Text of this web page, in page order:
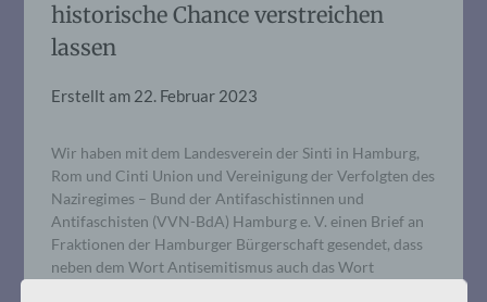
historische Chance verstreichen
lassen
Erstellt am 22. Februar 2023
Wir haben mit dem Landesverein der Sinti in Hamburg,
Rom und Cinti Union und Vereinigung der Verfolgten des
Naziregimes – Bund der Antifaschistinnen und
Antifaschisten (VVN-BdA) Hamburg e. V. einen Brief an
Fraktionen der Hamburger Bürgerschaft gesendet, dass
neben dem Wort Antisemitismus auch das Wort